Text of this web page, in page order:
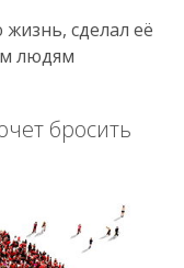
сделал её
людям
бросить